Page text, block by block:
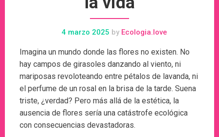
4 marzo 2025 by Ecologia.love
Imagina un mundo donde las flores no existen. No
hay campos de girasoles danzando al viento, ni
mariposas revoloteando entre pétalos de lavanda, ni
el perfume de un rosal en la brisa de la tarde. Suena
triste, ¿verdad? Pero más allá de la estética, la
ausencia de flores sería una catástrofe ecológica
con consecuencias devastadoras.